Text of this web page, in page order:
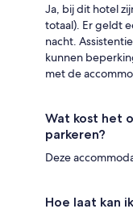
Ja, bij dit hotel
totaal). Er geldt
nacht.
kunnen
met de
Wat kost het
parkeren?
Deze
Hoe laat kan